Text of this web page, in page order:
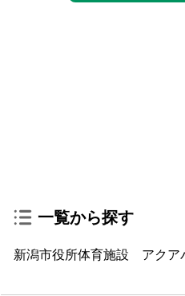
一覧から探す
新潟市役所体育施設 アクア